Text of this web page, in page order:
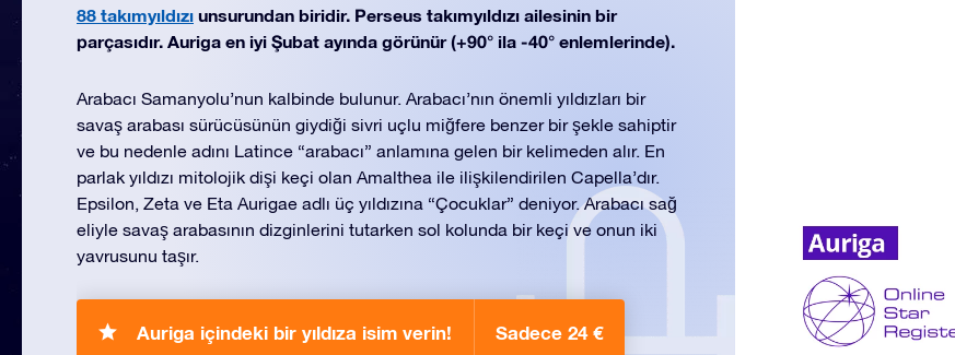
88 takımyıldızı unsurundan biridir. Perseus takımyıldızı ailesinin bir
parçasıdır. Auriga en iyi Şubat ayında görünür (+90° ila -40° enlemlerinde).
Arabacı Samanyolu’nun kalbinde bulunur. Arabacı’nın önemli yıldızları bir
savaş arabası sürücüsünün giydiği sivri uçlu miğfere benzer bir şekle sahiptir
ve bu nedenle adını Latince “arabacı” anlamına gelen bir kelimeden alır. En
parlak yıldızı mitolojik dişi keçi olan Amalthea ile ilişkilendirilen Capella’dır.
Epsilon, Zeta ve Eta Aurigae adlı üç yıldızına “Çocuklar” deniyor. Arabacı sağ
eliyle savaş arabasının dizginlerini tutarken sol kolunda bir keçi ve onun iki
yavrusunu taşır.
Auriga içindeki bir yıldıza isim verin! Sadece 24 €